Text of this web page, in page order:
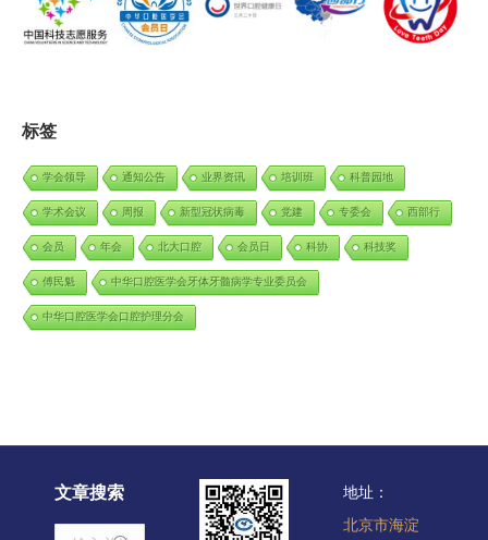
标签
学会领导 通知公告 业界资讯 培训班 科普园地
学术会议 周报 新型冠状病毒 党建 专委会 西部行
会员 年会 北大口腔 会员日 科协 科技奖
傅民魁 中华口腔医学会牙体牙髓病学专业委员会
中华口腔医学会口腔护理分会
文章搜索
Search:
地址：
北京市海淀